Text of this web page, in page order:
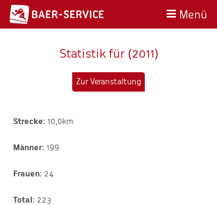
Menü
Statistik für (2011)
Zur Veranstaltung
10,0km
199
24
223